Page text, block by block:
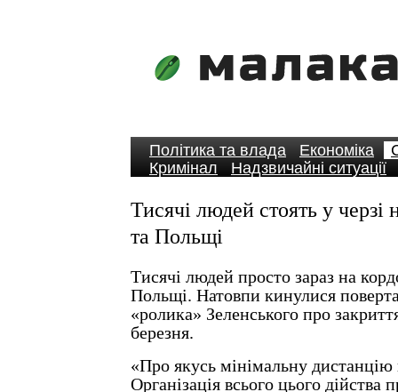
Політика та влада Економіка
Кримінал
Надзвичайні ситуації
Тисячі людей стоять у черзі
та Польщі
Тисячі людей просто зараз на
Польщі. Натовпи кинулися
«ролика» Зеленського про
березня.
«Про якусь мінімальну
Організація всього цього дійства